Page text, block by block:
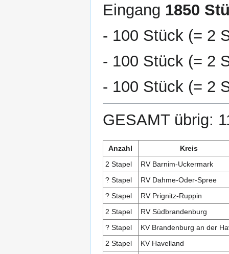
Eingang 1850
- 100 Stück (= 2
- 100 Stück (= 2
- 100 Stück (= 2
GESAMT übrig:
Anzahl
Kreis
2 Stapel
RV Barnim-Uckermark
? Stapel
RV Dahme-Oder-Spree
? Stapel
RV Prignitz-Ruppin
2 Stapel
RV Südbrandenburg
? Stapel
KV Brandenburg an der
2 Stapel
KV Havelland